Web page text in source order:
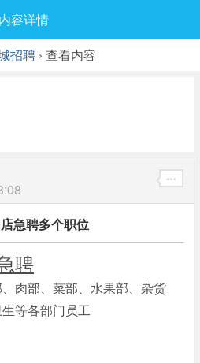
最新发表
内容详情
招聘 › 查看内容
急聘多个职位
聘
肉部、菜部、水果部、杂货
等各部门员工